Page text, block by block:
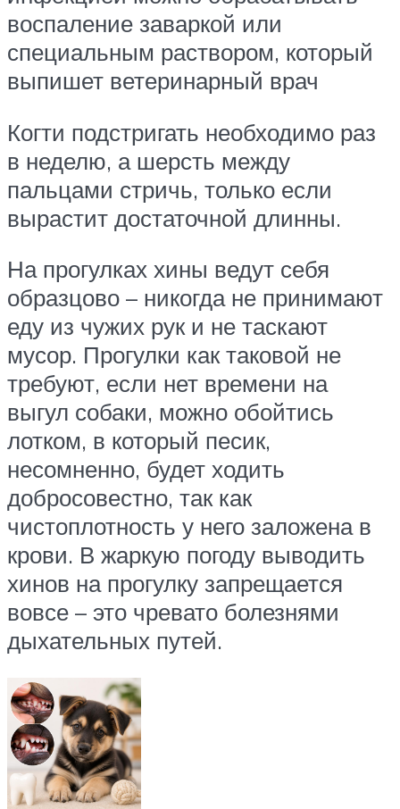
воспаление заваркой или
специальным раствором, который
выпишет ветеринарный врач
Когти подстригать необходимо раз
в неделю, а шерсть между
пальцами стричь, только если
вырастит достаточной длинны.
На прогулках хины ведут себя
образцово – никогда не принимают
еду из чужих рук и не таскают
мусор. Прогулки как таковой не
требуют, если нет времени на
выгул собаки, можно обойтись
лотком, в который песик,
несомненно, будет ходить
добросовестно, так как
чистоплотность у него заложена в
крови. В жаркую погоду выводить
хинов на прогулку запрещается
вовсе – это чревато болезнями
дыхательных путей.